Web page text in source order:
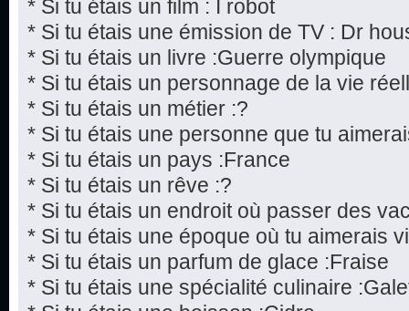
* Si tu étais un film : I robot
* Si tu étais une émission de TV : Dr
* Si tu étais un livre :Guerre olympique
* Si tu étais un personnage de la vie
* Si tu étais un métier :?
* Si tu étais une personne que tu
* Si tu étais un pays :France
* Si tu étais un rêve :?
* Si tu étais un endroit où passer des
* Si tu étais une époque où tu aimerais
* Si tu étais un parfum de glace :Fraise
* Si tu étais une spécialité culinaire